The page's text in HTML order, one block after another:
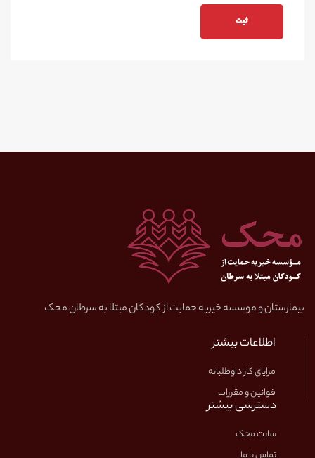
بیمارستان و موسسه خیریه حمایت از کودکان مبتلا به سرطان محک
اطلاعات بیشتر
مزایای کار داوطلبانه
قوانین و مقررات
دسترسی بیشتر
سایت محک